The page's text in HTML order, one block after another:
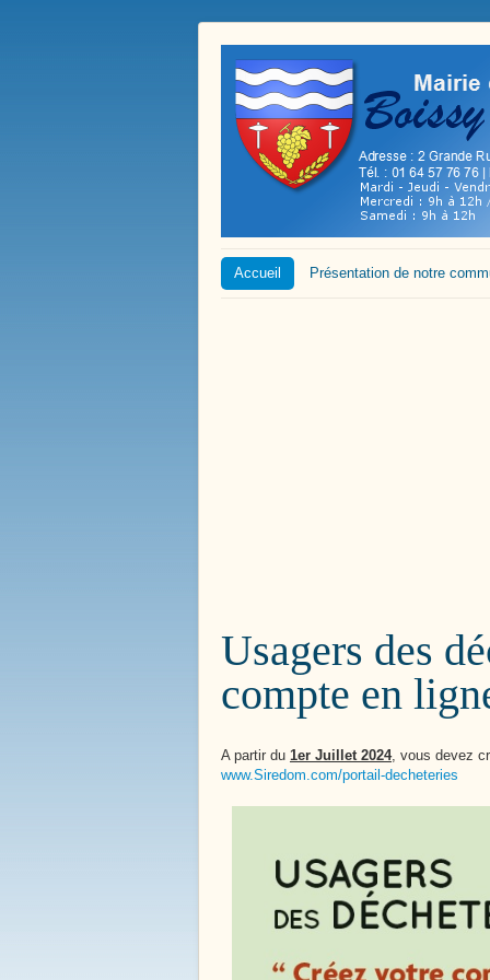
Accueil Présentation de notre
Bienvenue à
Boissy le
Usagers des
compte en
A partir du 1er Juillet 2024, vous devez
www.Siredom.com/portail-decheteries